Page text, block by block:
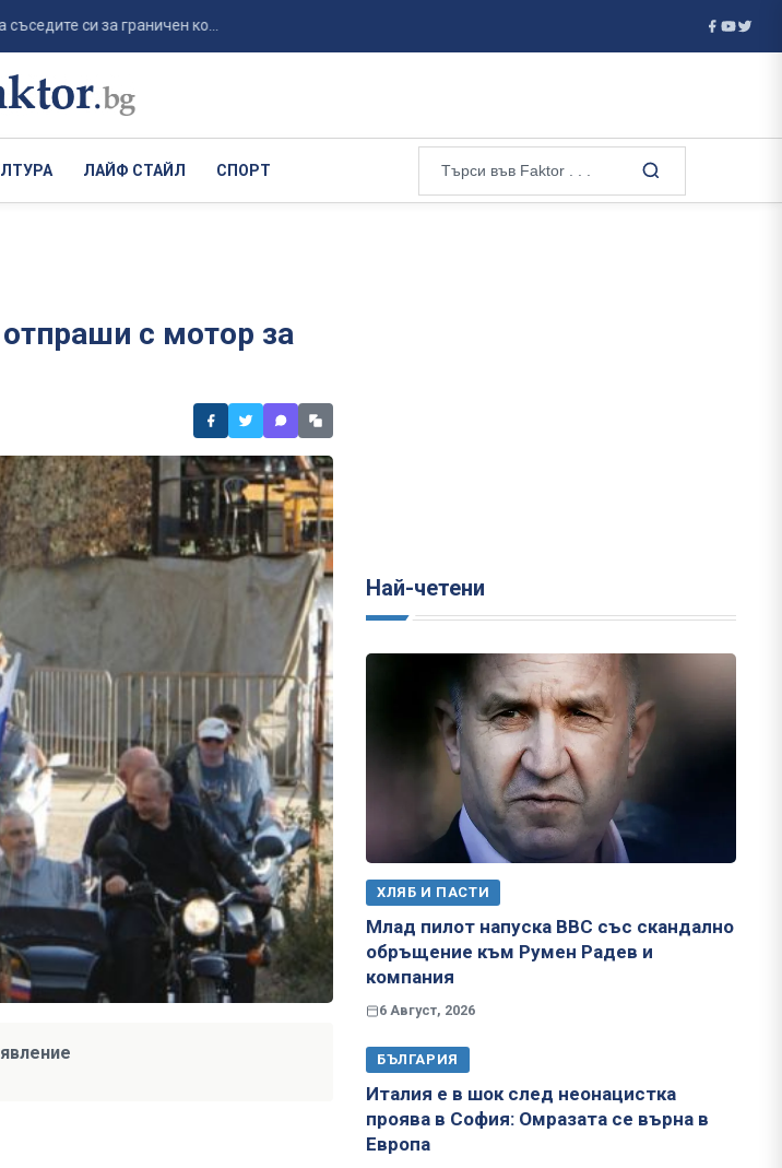
си за граничен ко... Италия разби мрежа за трафик на мигранти от Алжир през Сардиния и
ЛАЙФ СТАЙЛ СПОРТ
с мотор за
Най-четени
ХЛЯБ И ПАСТИ
Млад пилот напуска ВВС със скандално
обръщение към Румен Радев и
компания
6 Август, 2026
БЪЛГАРИЯ
Италия е в шок след неонацистка
проява в София: Омразата се върна в
Европа